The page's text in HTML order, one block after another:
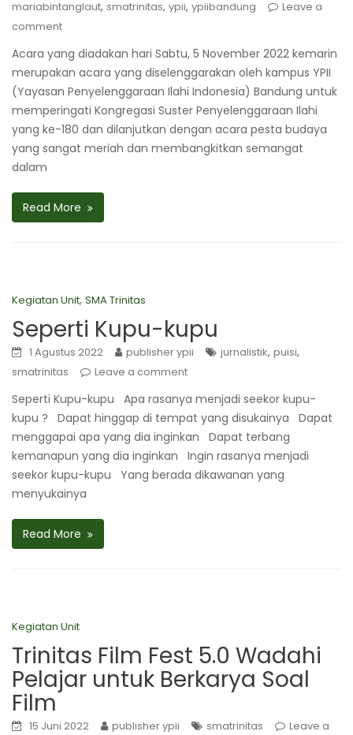
mariabintanglaut, smatrinitas, ypii, ypiibandung
Leave a
comment
Acara yang diadakan hari Sabtu, 5 November 2022 kemarin
merupakan acara yang diselenggarakan oleh kampus YPII
(Yayasan Penyelenggaraan Ilahi Indonesia) Bandung untuk
memperingati Kongregasi Suster Penyelenggaraan Ilahi
yang ke-180 dan dilanjutkan dengan acara pesta budaya
yang sangat meriah dan membangkitkan semangat
dalam
Read More
Kegiatan Unit, SMA Trinitas
Seperti Kupu-kupu
1 Agustus 2022 publisher ypii jurnalistik, puisi,
smatrinitas Leave a comment
Seperti Kupu-kupu Apa rasanya menjadi seekor kupu-
kupu ? Dapat hinggap di tempat yang disukainya Dapat
menggapai apa yang dia inginkan Dapat terbang
kemanapun yang dia inginkan Ingin rasanya menjadi
seekor kupu-kupu Yang berada dikawanan yang
menyukainya
Read More
Kegiatan Unit
Trinitas Film Fest 5.0 Wadahi
Pelajar untuk Berkarya Soal
Film
15 Juni 2022 publisher ypii smatrinitas
Leave a